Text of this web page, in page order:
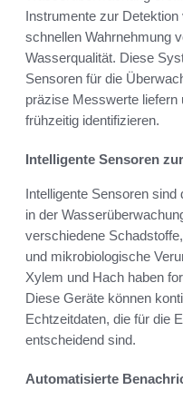
Instrumente zur
schnellen Wahrnehmung
Wasserqualität. Diese
Sensoren für die
präzise Messwerte liefern
frühzeitig identifizieren.
Intelligente Sensoren
Intelligente Sensoren
in der
verschiedene
und mikrobiologische
Xylem und Hach haben
Diese Geräte können
Echtzeitdaten, die für die
entscheidend sind.
Automatisierte